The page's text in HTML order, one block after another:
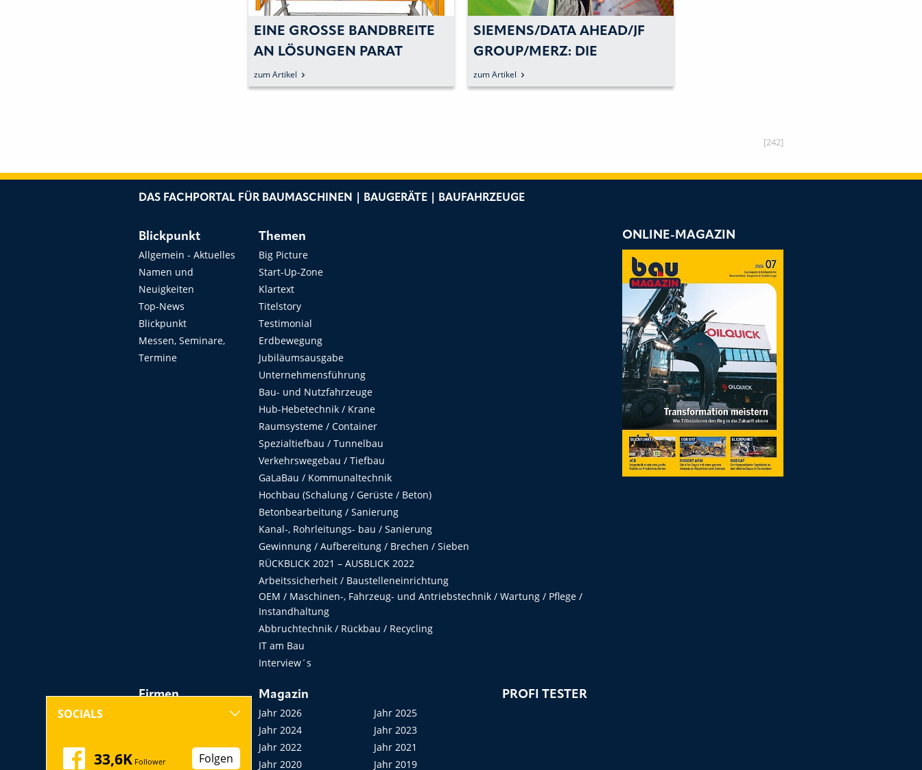
EINE GROSSE BANDBREITE A
N LÖSUNGEN PARAT H
ALTEN
zum Artikel
SIEMENS/DATA AHEAD/JF
GROUP/MERZ: DIE
DIGITALISIERUNG DER
BAUSTELLENABLÄUFE
zum Artikel
[242]
DAS FACHPORTAL FÜR BAUMASCHINEN | BAUGERÄTE | BAUFAHRZEUGE
Blickpunkt
Allgemein - Aktuelles
Namen und
Neuigkeiten
Top-News
Blickpunkt
Messen, Seminare,
Termine
Themen
Big Picture
Start-Up-Zone
Klartext
Titelstory
Testimonial
Erdbewegung
Jubiläumsausgabe
Unternehmensführung
Bau- und Nutzfahrzeuge
Hub-Hebetechnik / Krane
Raumsysteme / Container
Spezialtiefbau / Tunnelbau
Verkehrswegebau / Tiefbau
GaLaBau / Kommunaltechnik
Hochbau (Schalung / Gerüste / Beton)
Betonbearbeitung / Sanierung
Kanal-, Rohrleitungs- bau / Sanierung
Gewinnung / Aufbereitung / Brechen / Sieben
RÜCKBLICK 2021 – AUSBLICK 2022
Arbeitssicherheit / Baustelleneinrichtung
OEM / Maschinen-, Fahrzeug- und Antriebstechnik / Wartung / Pflege /
Instandhaltung
Abbruchtechnik / Rückbau / Recycling
IT am Bau
Interview´s
Firmen
Messen, Seminare,
Kongresse
Magazin
Jahr 2026
Jahr 2025
Jahr 2024
Jahr 2023
Jahr 2022
Jahr 2021
Jahr 2020
Jahr 2019
PROFI TESTER
ONLINE-MAGAZIN
SOCIALS
33,6K Follower Folgen